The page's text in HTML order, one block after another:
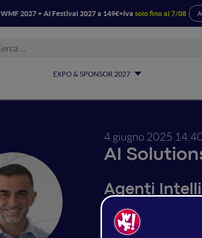
WMF 2027 + AI Festival 2027 a 149€+iva solo fino al 7/08
EXPO & SPONSOR 2027
4 giugno 2025
AI
Agenti